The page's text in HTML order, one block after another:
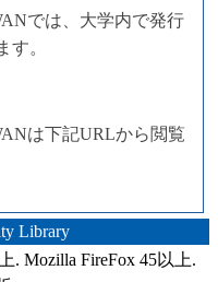
では、大学内で発行
す。
は下記URLから閲覧
Library
. Mozilla FireFox 45以上.